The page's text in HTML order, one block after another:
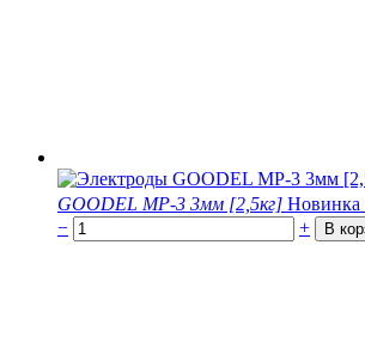
GOODEL МР-3 3мм [2,5кг] Новинка
−
+